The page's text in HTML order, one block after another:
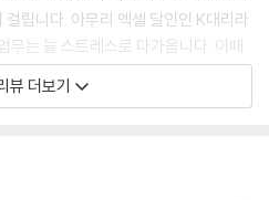
프트에서 pip 명령어 사용하기
립니다. 아무리 엑셀 달인인 K대리라
는 늘 스트레스로 다가옵니다. 이때
리를 보고 파이썬을 사용하면 10초 만
대리는 P사원의 도움을 받아 매달마다
충분히 업무 자동화 가능!
뷰 더보기